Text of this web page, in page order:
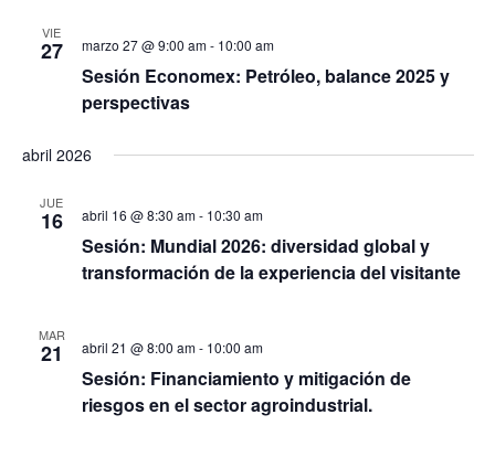
de
VIE
27 marzo 27 @ 9:00 am- 10:00 am
Sesión Economex: Petróleo, balance 2025 y
perspectivas
abril 2026
JUE
16 abril 16 @ 8:30 am- 10:30 am
Sesión: Mundial 2026: diversidad global y
transformación de la experiencia del visitante
MAR
21 abril 21 @ 8:00 am- 10:00 am
Sesión: Financiamiento y mitigación de
riesgos en el sector agroindustrial.